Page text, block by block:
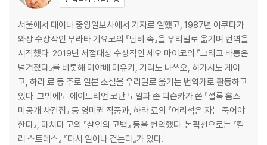
서울에서 태어나 중앙일보사에서 기자로 일했고, 1987년 아쿠타가
와상 수상작인 무라타 기요코의 『남비 속』을 우리말로 옮기며 번역을
시작했다. 2019년 서점대상 수상작인 세오 마이코의 『그리고 바통은
넘겨졌다』를 비롯해 미야베 미유키, 기리노 나쓰오, 히가시노 게이
고, 하라 료 등 주로 일본 소설을 우리말로 옮기는 번역가로 활동하고
있다. 그밖에도 에이드리언 코난 도일과 존 딕슨카가 쓴 『셜록 홈즈
미공개 사건집』 등 영미권 작품과, 하라 료의 『어리석은 자는 죽어야
한다』, 마치다 고의 『살인의 고백』 등을 번역했다. 논픽션으로는 『킬
러 스트레스』 『다시 일어나 걷는다』가 있다.